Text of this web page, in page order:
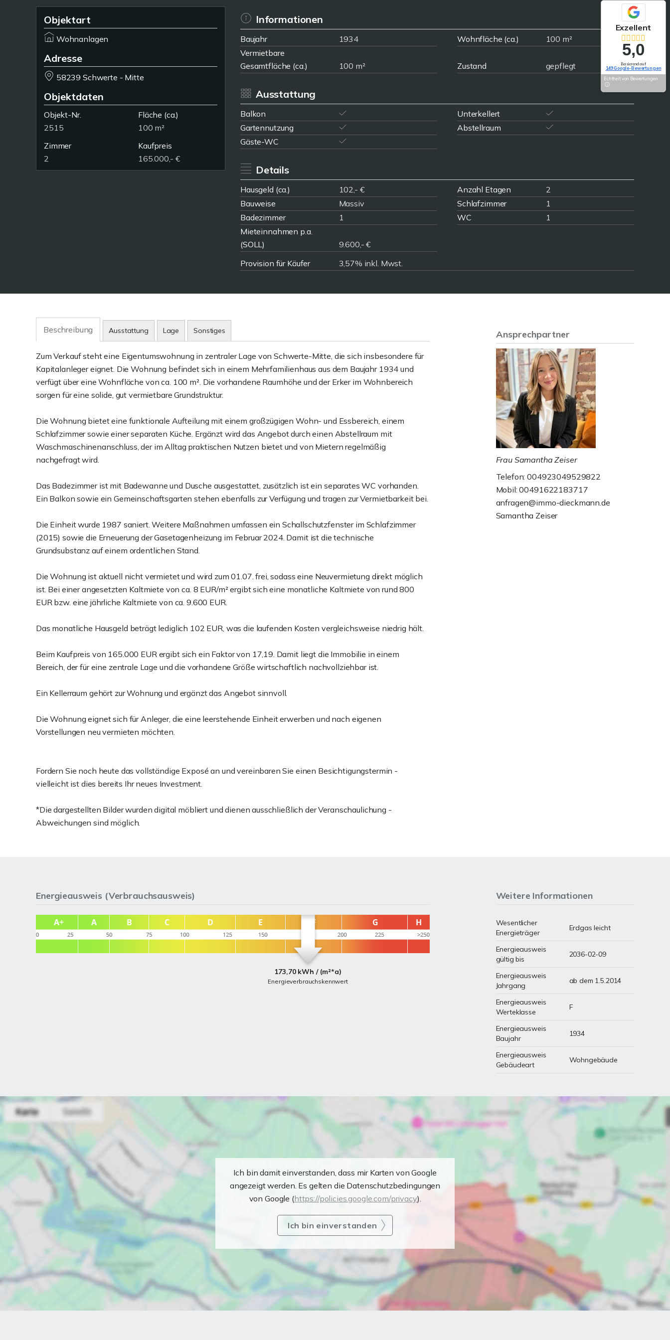
Objektart
Wohnanlagen
Adresse
58239 Schwerte - Mitte
Objektdaten
Objekt-Nr.
2515
Fläche (ca.)
100 m²
Zimmer
2
Kaufpreis
165.000,- €
Informationen
Baujahr 1934 Wohnfläche (ca.)
100 m²
Vermietbare
Gesamtfläche (ca.)
100 m² Zustand gepflegt
Ausstattung
Balkon
Unterkellert
Gartennutzung
Abstellraum
Gäste-WC
Details
Hausgeld (ca.) 102,- € Anzahl Etagen
2
Bauweise
Massiv Schlafzimmer
1
Badezimmer
1 WC
1
Mieteinnahmen p.a.
(SOLL)
9.600,- €
Provision für Käufer
3,57% inkl. Mwst.
Beschreibung Ausstattung Lage Sonstiges
Zum Verkauf steht eine Eigentumswohnung in zentraler Lage von Schwerte-Mitte, die sich insbesondere für
Kapitalanleger eignet. Die Wohnung befindet sich in einem Mehrfamilienhaus aus dem Baujahr 1934 und
verfügt über eine Wohnfläche von ca. 100 m². Die vorhandene Raumhöhe und der Erker im Wohnbereich
sorgen für eine solide, gut vermietbare Grundstruktur.
Die Wohnung bietet eine funktionale Aufteilung mit einem großzügigen Wohn- und Essbereich, einem
Schlafzimmer sowie einer separaten Küche. Ergänzt wird das Angebot durch einen Abstellraum mit
Waschmaschinenanschluss, der im Alltag praktischen Nutzen bietet und von Mietern regelmäßig
nachgefragt wird.
Das Badezimmer ist mit Badewanne und Dusche ausgestattet, zusätzlich ist ein separates WC vorhanden.
Ein Balkon sowie ein Gemeinschaftsgarten stehen ebenfalls zur Verfügung und tragen zur Vermietbarkeit bei.
Die Einheit wurde 1987 saniert. Weitere Maßnahmen umfassen ein Schallschutzfenster im Schlafzimmer
(2015) sowie die Erneuerung der Gasetagenheizung im Februar 2024. Damit ist die technische
Grundsubstanz auf einem ordentlichen Stand.
Die Wohnung ist aktuell nicht vermietet und wird zum 01.07. frei, sodass eine Neuvermietung direkt möglich
ist. Bei einer angesetzten Kaltmiete von ca. 8 EUR/m² ergibt sich eine monatliche Kaltmiete von rund 800
EUR bzw. eine jährliche Kaltmiete von ca. 9.600 EUR.
Das monatliche Hausgeld beträgt lediglich 102 EUR, was die laufenden Kosten vergleichsweise niedrig hält.
Beim Kaufpreis von 165.000 EUR ergibt sich ein Faktor von 17,19. Damit liegt die Immobilie in einem
Bereich, der für eine zentrale Lage und die vorhandene Größe wirtschaftlich nachvollziehbar ist.
Ein Kellerraum gehört zur Wohnung und ergänzt das Angebot sinnvoll.
Die Wohnung eignet sich für Anleger, die eine leerstehende Einheit erwerben und nach eigenen
Vorstellungen neu vermieten möchten.
Fordern Sie noch heute das vollständige Exposé an und vereinbaren Sie einen Besichtigungstermin -
vielleicht ist dies bereits Ihr neues Investment.
*Die dargestellten Bilder wurden digital möbliert und dienen ausschließlich der Veranschaulichung -
Abweichungen sind möglich.
Ansprechpartner
Frau Samantha Zeiser
Telefon: 004923049529822
Mobil: 00491622183717
anfragen@immo-dieckmann.de
Samantha Zeiser
Energieausweis (Verbrauchsausweis)
173,70 kWh / (m²*a)
Energieverbrauchskennwert
Weitere Informationen
Wesentlicher
Energieträger
Erdgas leicht
Energieausweis
gültig bis
2036-02-09
Energieausweis
Jahrgang
ab dem 1.5.2014
Energieausweis
Werteklasse
F
Energieausweis
Baujahr
1934
Energieausweis
Gebäudeart
Wohngebäude
Ich bin damit einverstanden, dass mir Karten von Google
angezeigt werden. Es gelten die Datenschutzbedingungen
von Google (https://policies.google.com/privacy).
Ich bin einverstanden
Exzellent
5,0
Basierend auf
149 Google-Bewertungen
Echtheit von Bewertungen